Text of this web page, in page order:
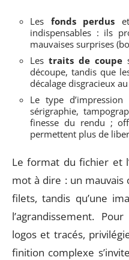
Les fonds perdus
indispensables : ils
mauvaises surprises
Lestraits de coupe
découpe, tandis que
décalage disgracieux
Le type
sérigraphie,
finesse du rendu ;
permettent plus de
Le format du fichier et
mot à dire : un mauvais
filets, tandis qu’une
l’agrandissement.
logos et tracés,
finition complexe